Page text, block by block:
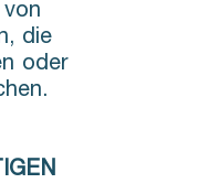
die
oder